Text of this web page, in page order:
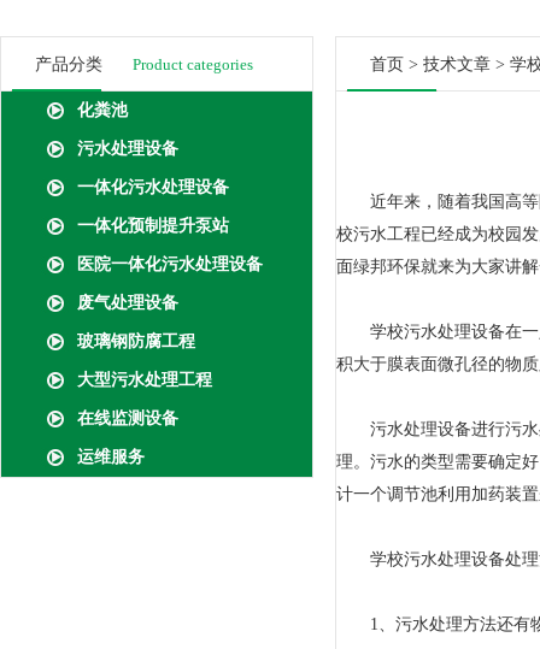
产品分类 Product categories
化粪池
污水处理设备
一体化污水处理设备
一体化预制提升泵站
医院一体化污水处理设备
废气处理设备
玻璃钢防腐工程
大型污水处理工程
在线监测设备
运维服务
首页 > 技术文章 > 学
近年来，随着我国高等
校污水工程已经成为校园
面绿邦环保就来为大家讲
学校污水处理设备在一
积大于膜表面微孔径的物
污水处理设备进行污水
理。污水的类型需要确定
计一个调节池利用加药装
学校污水处理设备处理
1、污水处理方法还有